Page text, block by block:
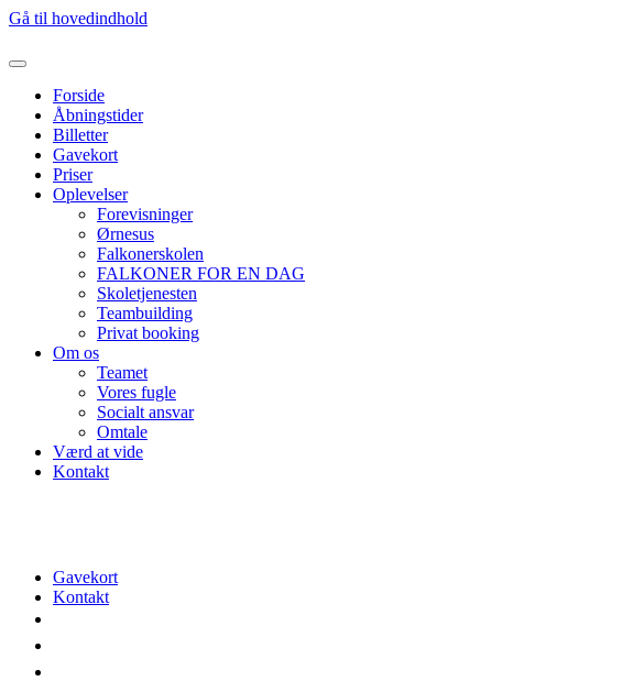
Gå til hovedindhold
Forside
Åbningstider
Billetter
Gavekort
Priser
Oplevelser
Forevisninger
Ørnesus
Falkonerskolen
FALKONER FOR EN DAG
Skoletjenesten
Teambuilding
Privat booking
Om os
Teamet
Vores fugle
Socialt ansvar
Omtale
Værd at vide
Kontakt
Gavekort
Kontakt